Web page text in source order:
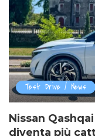
Test Drive / News
Nissan
diventa più